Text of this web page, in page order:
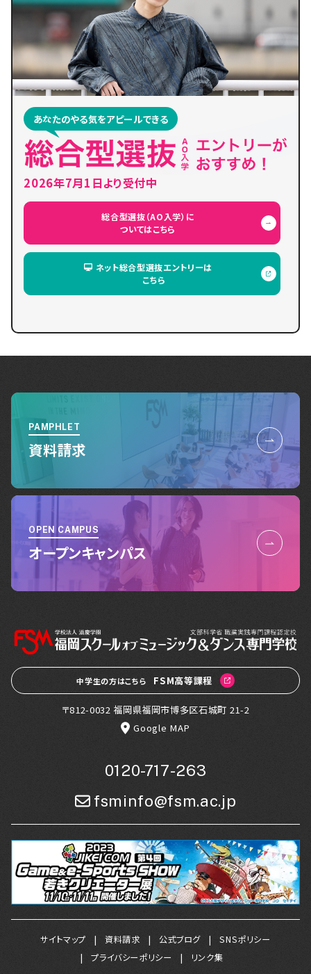
あなたのやる気をアピールできる
2026年7月1日より受付中
総合型選抜（AO入学）に
ついてはこちら
ネット総合型選抜エントリーは
こちら
PAMPHLET
資料請求
OPEN CAMPUS
オープンキャンパス
中学生の方はこちら FSM高等課程
〒812-0032 福岡県福岡市博多区石城町 21-2
Google MAP
0120-717-263
fsminfo@fsm.ac.jp
サイトマップ 資料請求 公式ブログ
SNSポリシー
プライバシーポリシー
リンク集